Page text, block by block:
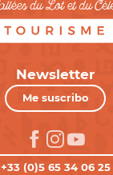
Newsletter
Me suscribo
+33 (0)5 65 34 06 25